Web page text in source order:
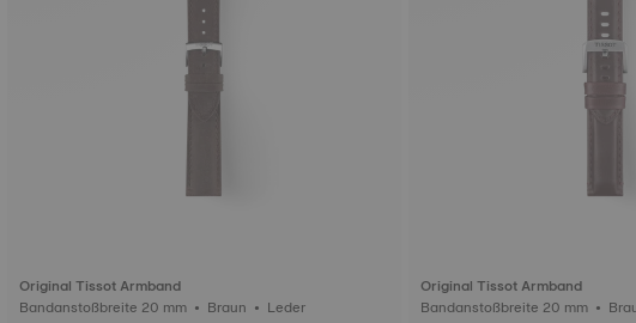
Original Tissot Armband
Bandanstoßbreite 20 mm • Braun • Leder
Original Tissot Armband